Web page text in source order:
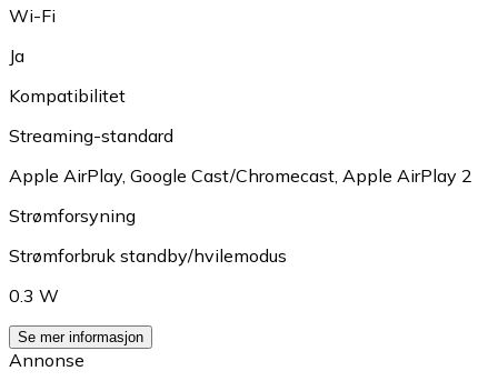
Wi-Fi
Ja
Kompatibilitet
Streaming-standard
Apple AirPlay, Google Cast/Chromecast, Apple AirPlay 2
Strømforsyning
Strømforbruk standby/hvilemodus
0.3 W
Se mer informasjon
Annonse